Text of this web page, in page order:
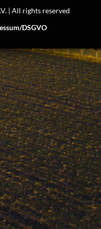
| All rights reserved
DSGVO